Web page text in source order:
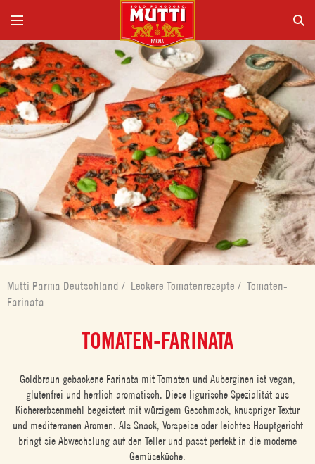
Mutti Parma Deutschland / Leckere Tomatenrezepte / Tomaten-
Farinata
TOMATEN-FARINATA
Goldbraun gebackene Farinata mit Tomaten und Auberginen ist vegan,
glutenfrei und herrlich aromatisch. Diese ligurische Spezialität aus
Kichererbsenmehl begeistert mit würzigem Geschmack, knuspriger Textur
und mediterranen Aromen. Als Snack, Vorspeise oder leichtes Hauptgericht
bringt sie Abwechslung auf den Teller und passt perfekt in die moderne
Gemüseküche.